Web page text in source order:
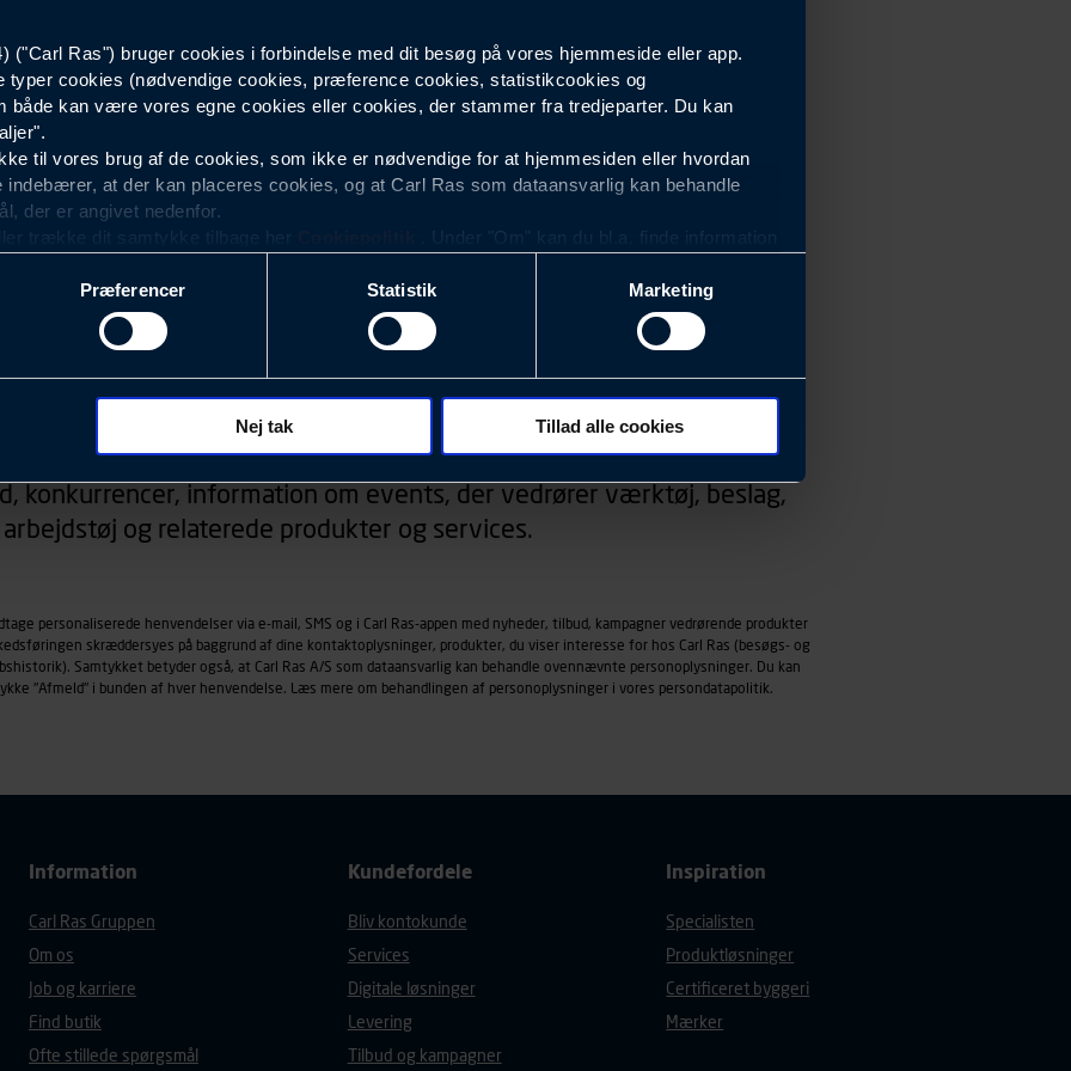
("Carl Ras") bruger cookies i forbindelse med dit besøg på vores hjemmeside eller app.
typer cookies (nødvendige cookies, præference cookies, statistikcookies og
både kan være vores egne cookies eller cookies, der stammer fra tredjeparter. Du kan
til vores brug af de cookies, som ikke er nødvendige for at hjemmesiden eller hvordan
indebærer, at der kan placeres cookies, og at Carl Ras som dataansvarlig kan behandle
der er angivet nedenfor.
trække dit samtykke tilbage her
. Under "Om" kan du bl.a. finde information
med det formål at optimere design, brugervenlighed og effektiviteten af vores
analyser af, hvilke oplysninger der er mest populære, og som derfor skal være nemme at
hvad der klikkes på, sider/indhold der besøges, browsertype, søgeord, IP-adresse,
(computer, smartphone mv.) samt de features, der anvendes.
sig på. Til dette formål behandles der personoplysninger om dit foretrukne sprog, og den
af vores platforme (hjemmeside og app), herunder færden på siderne, tidspunkt, hvad der
browsertype, søgeord, IP-adresse, informationer om enhedstype (computer,
der anvendes.
Præferencer Statistik Marketing
Nej tak Tillad alle cookies
Herre
Nyhedsbrev
konkurrencer, information om events, der vedrører værktøj, beslag,
arbejdstøj og relaterede produkter og services.
personaliserede henvendelser via e-mail, SMS og i Carl Ras-appen med nyheder, tilbud, kampagner vedrørende produkter
skræddersyes på baggrund af dine kontaktoplysninger, produkter, du viser interesse for hos Carl Ras (besøgs- og
Samtykket betyder også, at Carl Ras A/S som dataansvarlig kan behandle ovennævnte personoplysninger. Du kan
"Afmeld" i bunden af hver henvendelse. Læs mere om behandlingen af personoplysninger i vores persondatapolitik.
Information
Carl Ras Gruppen
Om os
Job og karriere
Find butik
Ofte stillede spørgsmål
Kundefordele
Bliv kontokunde
Services
Digitale løsninger
Levering
Tilbud og kampagner
Inspiration
Specialisten
Produktløsninger
Certificeret byggeri
Mærker